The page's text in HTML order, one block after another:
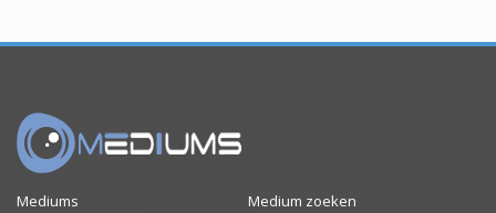
Mediums
Medium zoeken